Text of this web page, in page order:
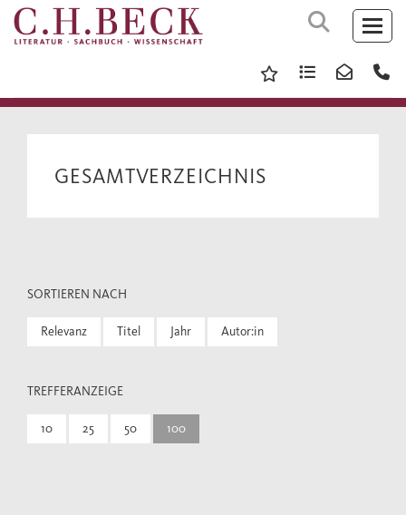
GESAMTVERZEICHNIS
SORTIEREN NACH
Relevanz Titel Jahr Autor:in
TREFFERANZEIGE
10 25 50 100